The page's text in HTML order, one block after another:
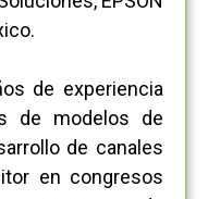
de experiencia
de modelos de
de canales
en congresos